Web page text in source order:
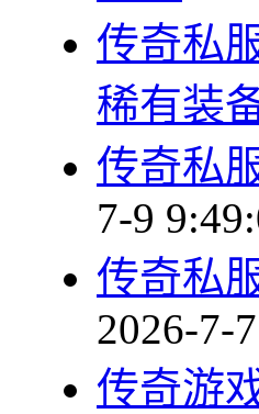
传奇私
稀有装备
传奇私
7-9
传奇私
2026-7-
传奇游